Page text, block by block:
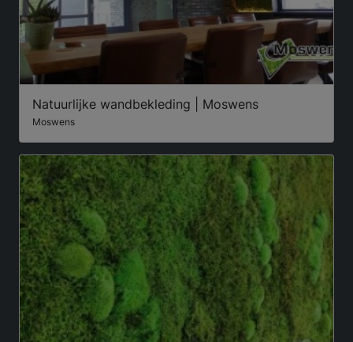
Natuurlijke wandbekleding | Moswens
Moswens